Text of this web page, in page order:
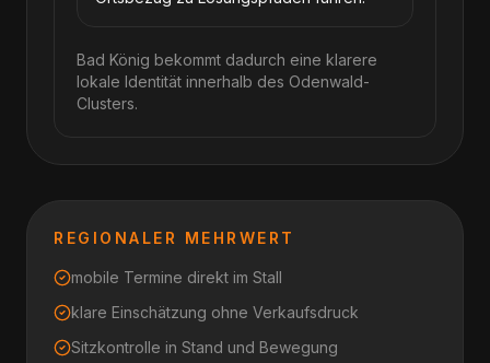
Bad König bekommt dadurch eine klarere
lokale Identität innerhalb des Odenwald-
Clusters.
REGIONALER MEHRWERT
mobile Termine direkt im Stall
klare Einschätzung ohne Verkaufsdruck
Sitzkontrolle in Stand und Bewegung